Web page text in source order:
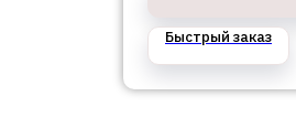
Быстрый заказ